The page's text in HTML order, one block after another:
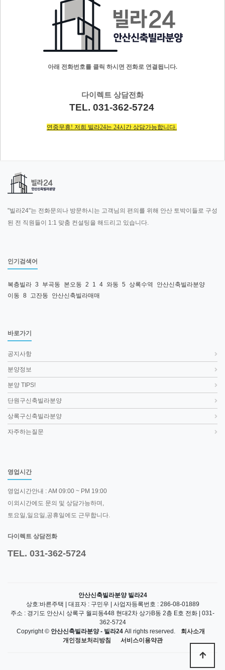
아래 전화번호를 클릭 하시면 전화로 연결됩니다.
다이렉트 상담전화
TEL. 031-362-5724
연중무휴! 저희 빌라24는 24시간 상담가능합니다.
"빌라24"는 전화문의나 방문하시는 고객님의 편의를 위해 안산 토박이들로 구성
된 전 직원들이 1:1 맞춤 컨설팅을 해드리고 있습니다.
인기검색어
복층빌라 3 부곡동 본오동 2 1 4 와동 5 상록수역
안산신축빌라분양
이동 8 고잔동 안산신축빌라매매
바로가기
공지사항
분양정보
분양 TIPS!
단원구신축빌라분양
상록구신축빌라분양
자주하는질문
영업시간
영업시간안내 : AM 09:00 ~ PM 19:00
이외시간에도 문의 및 상담가능하며,
토요일,일요일,공휴일에도 근무합니다.
다이렉트 상담전화
TEL. 031-362-5724
안산신축빌라분양 빌라24
상호:바른주택 | 대표자 : 구민우 | 사업자등록번호 : 286-08-01889
주소 : 경기도 안산시 상록구 월피동448 현대2차 상가B동 2층 E호 전화 | 031-
362-5724
Copyright © 안산신축빌라분양 - 빌라24 All rights reserved.
회사소개
개인정보처리방침
서비스이용약관